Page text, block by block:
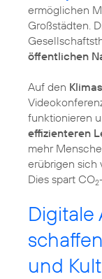
ermöglichen
Großstädten.
öffentlichen
Auf den
funktionieren
effizienteren
mehr
erübrigen sich
Dies spart CO2
Digitale
und